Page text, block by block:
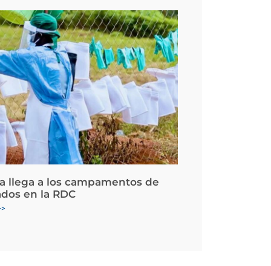
llega a los campamentos de
en la RDC